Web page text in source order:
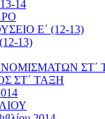
14
Ε΄ (12-13)
13)
ΣΤ΄
ΣΤ΄ ΤΑΞΗ